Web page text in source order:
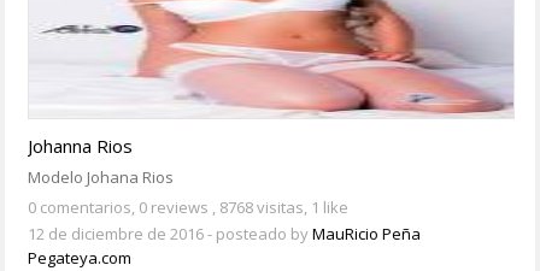
Johanna Rios
Modelo Johana Rios
0 comentarios, 0 reviews , 8768 visitas, 1 like
12 de diciembre de 2016- posteado byMauRicio Peña
Pegateya.com